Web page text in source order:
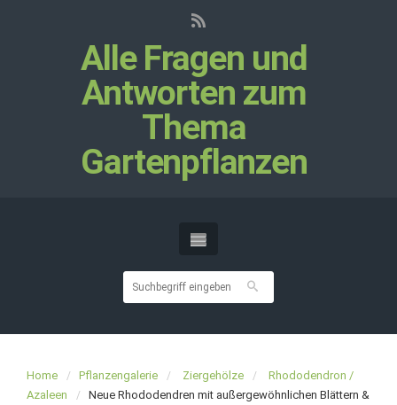
Alle Fragen und
Antworten zum
Thema
Gartenpflanzen
Home Pflanzengalerie Ziergehölze
Rhododendron /
Azaleen
Neue Rhododendren mit außergewöhnlichen Blättern &